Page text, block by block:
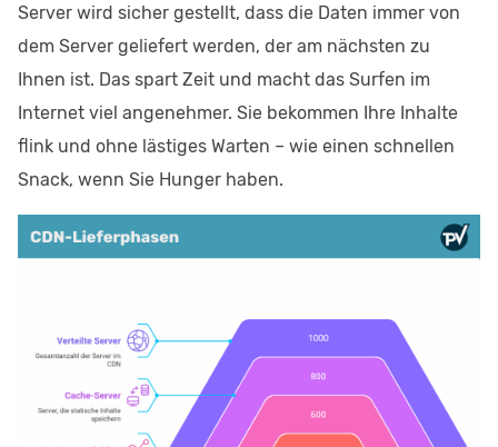
Server wird sicher gestellt, dass die Daten immer von
dem Server geliefert werden, der am nächsten zu
Ihnen ist. Das spart Zeit und macht das Surfen im
Internet viel angenehmer. Sie bekommen Ihre Inhalte
flink und ohne lästiges Warten – wie einen schnellen
Snack, wenn Sie Hunger haben.